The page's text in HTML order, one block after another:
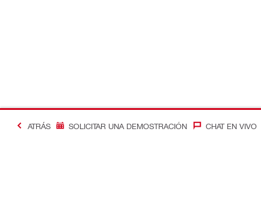
ATRÁS SOLICITAR UNA DEMOSTRACIÓN CHAT EN VIVO